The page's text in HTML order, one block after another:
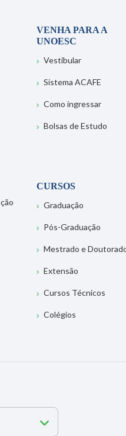
VENHA PARA A
UNOESC
Vestibular
Sistema ACAFE
Como ingressar
Bolsas de Estudo
CURSOS
Graduação
Pós-Graduação
Mestrado e
Extensão
Cursos Técnicos
Colégios